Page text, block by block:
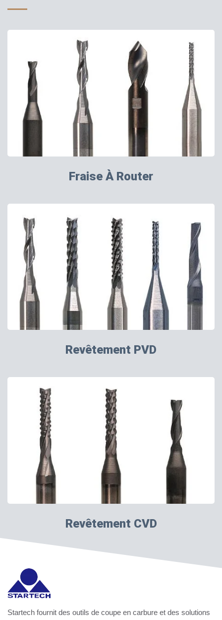
Fraise À Router
Revêtement PVD
Revêtement CVD
Startech fournit des outils de coupe en carbure et des solutions